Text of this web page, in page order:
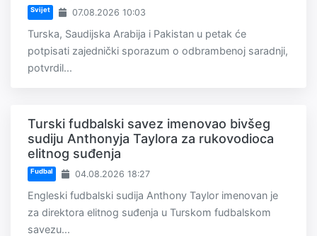
Svijet 07.08.2026 10:03
Turska, Saudijska Arabija i Pakistan u petak će
potpisati zajednički sporazum o odbrambenoj saradnji,
potvrdil...
Turski fudbalski savez imenovao bivšeg
sudiju Anthonyja Taylora za rukovodioca
elitnog suđenja
Fudbal 04.08.2026 18:27
Engleski fudbalski sudija Anthony Taylor imenovan je
za direktora elitnog suđenja u Turskom fudbalskom
savezu...